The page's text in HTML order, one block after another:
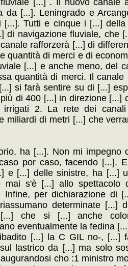
[...] . Il nuovo canale
da [...]. Leningrado e
Tutti e cinque i [...]
di navigazione fluviale, che
rafforzerà [...] di
quantità di merci e di
[...] e anche meno, del
quantità di merci. Il
si farà sentire su di [...]
di 400 [...] in direzione [...]
irrigati 2. La rete dei canali
miliardi di metri [...] che
ha [...]. Non mi impegno
por caso, facendo [...].
e [...] delle sinistre, ha [...]
mai s'è [...] allo
Infine, per dichiarazione di
determinate [...]
che si [...] anche
eventualmente la fedina
[...] la C GIL no-, [...]
lastrico da [...] ma solo
cho :1 ministro